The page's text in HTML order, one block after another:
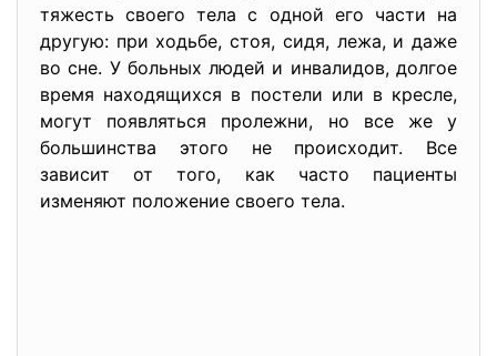
тяжесть своего тела с одной его части на
другую: при ходьбе, стоя, сидя, лежа, и даже
во сне. У больных людей и инвалидов, долгое
время находящихся в постели или в кресле,
могут появляться пролежни, но все же у
большинства этого не происходит. Все
зависит от того, как часто пациенты
изменяют положение своего тела.